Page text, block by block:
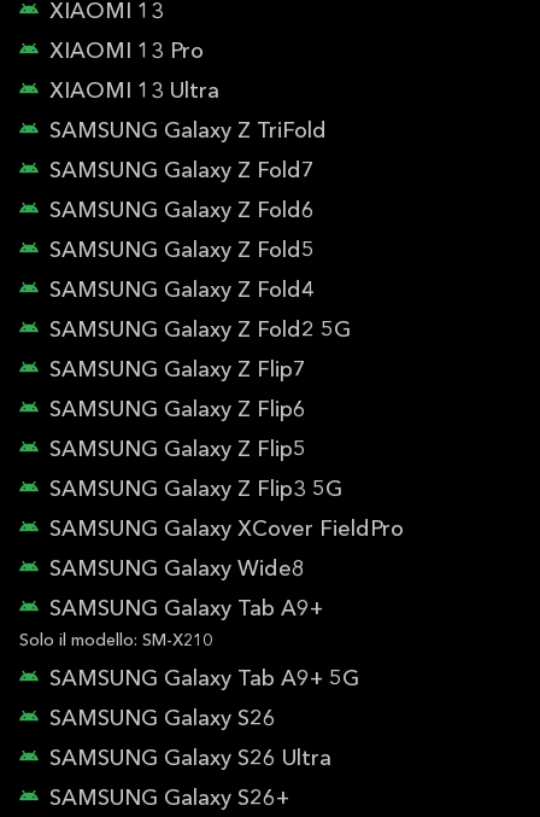
XIAOMI 13
XIAOMI 13 Pro
XIAOMI 13 Ultra
SAMSUNG Galaxy Z TriFold
SAMSUNG Galaxy Z Fold7
SAMSUNG Galaxy Z Fold6
SAMSUNG Galaxy Z Fold5
SAMSUNG Galaxy Z Fold4
SAMSUNG Galaxy Z Fold2 5G
SAMSUNG Galaxy Z Flip7
SAMSUNG Galaxy Z Flip6
SAMSUNG Galaxy Z Flip5
SAMSUNG Galaxy Z Flip3 5G
SAMSUNG Galaxy XCover FieldPro
SAMSUNG Galaxy Wide8
SAMSUNG Galaxy Tab A9+
Solo il modello: SM-X210
SAMSUNG Galaxy Tab A9+ 5G
SAMSUNG Galaxy S26
SAMSUNG Galaxy S26 Ultra
SAMSUNG Galaxy S26+